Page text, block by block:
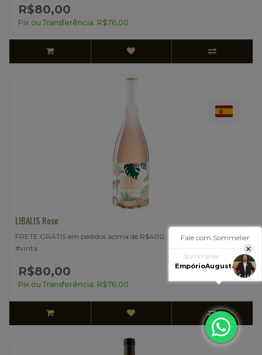
R$80,00
Pix ou Transferência: R$76,00
LIBALIS Rose
FRETE GRÁTIS em pedidos acima de R$400, usando o cupom
#vinta..
R$80,00
Pix ou Transferência: R$76,00
Fale com Sommelier